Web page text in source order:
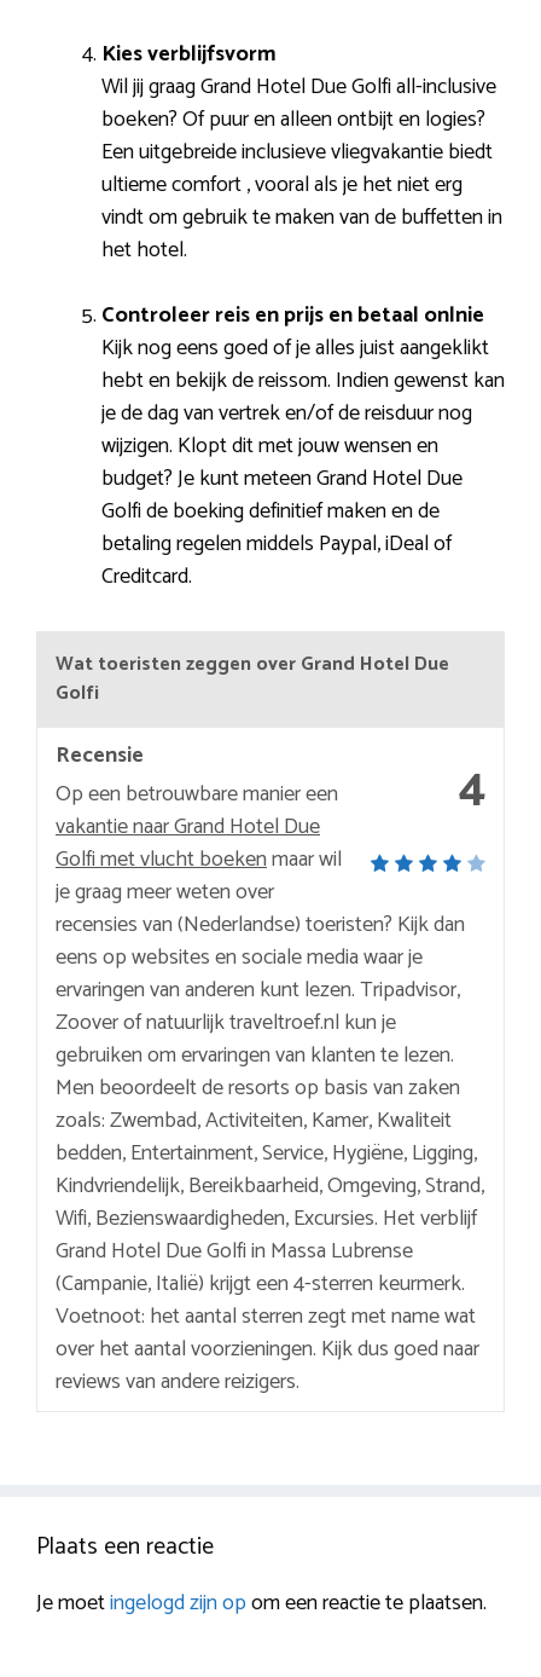
Kies verblijfsvorm
Wil jij graag Grand Hotel Due Golfi all-inclusive
boeken? Of puur en alleen ontbijt en logies?
Een uitgebreide inclusieve vliegvakantie biedt
ultieme comfort , vooral als je het niet erg
vindt om gebruik te maken van de buffetten in
het hotel.
Controleer reis en prijs en betaal onlnie
Kijk nog eens goed of je alles juist aangeklikt
hebt en bekijk de reissom. Indien gewenst kan
je de dag van vertrek en/of de reisduur nog
wijzigen. Klopt dit met jouw wensen en
budget? Je kunt meteen Grand Hotel Due
Golfi de boeking definitief maken en de
betaling regelen middels Paypal, iDeal of
Creditcard.
Wat toeristen zeggen over Grand Hotel Due
Golfi
4
Recensie
Op een betrouwbare manier een
vakantie naar Grand Hotel Due
Golfi met vlucht boekenmaar wil
je graag meer weten over
recensies van (Nederlandse) toeristen? Kijk dan
eens op websites en sociale media waar je
ervaringen van anderen kunt lezen. Tripadvisor,
Zoover of natuurlijk traveltroef.nl kun je
gebruiken om ervaringen van klanten te lezen.
Men beoordeelt de resorts op basis van zaken
zoals: Zwembad, Activiteiten, Kamer, Kwaliteit
bedden, Entertainment, Service, Hygiëne, Ligging,
Kindvriendelijk, Bereikbaarheid, Omgeving, Strand,
Wifi, Bezienswaardigheden, Excursies. Het verblijf
Grand Hotel Due Golfi in Massa Lubrense
(Campanie, Italië) krijgt een 4-sterren keurmerk.
Voetnoot: het aantal sterren zegt met name wat
over het aantal voorzieningen. Kijk dus goed naar
reviews van andere reizigers.
Plaats een reactie
Je moetingelogd zijn opom een reactie te plaatsen.